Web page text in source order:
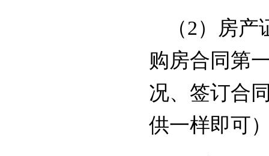
（2）房
购房合同第
况、签订合
供一样即可